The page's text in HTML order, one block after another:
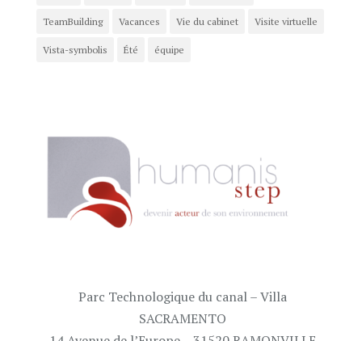
TeamBuilding Vacances Vie du cabinet Visite virtuelle
Vista-symbolis Été équipe
Parc Technologique du canal – Villa
SACRAMENTO